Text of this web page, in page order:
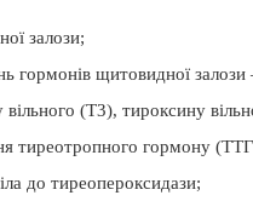
залози;
гормонів щитовидної залози
вільного (Т3), тироксину
тиреотропного гормону
до тиреопероксидази;